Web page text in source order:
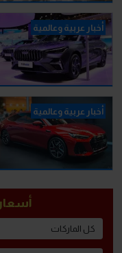
أخبار عربية وعالمية
أخبار عربية وعالمية
كل الماركات